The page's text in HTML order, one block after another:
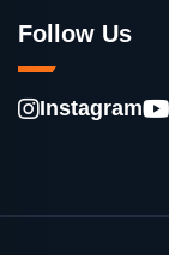
Follow Us
Instagram